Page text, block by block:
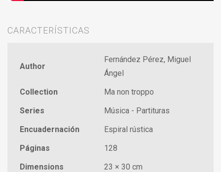
CARACTERÍSTICAS
Author
Fernández Pérez, Miguel
Ángel
Collection
Ma non troppo
Series
Música - Partituras
Encuadernación
Espiral rústica
Páginas
128
Dimensions
23 × 30 cm